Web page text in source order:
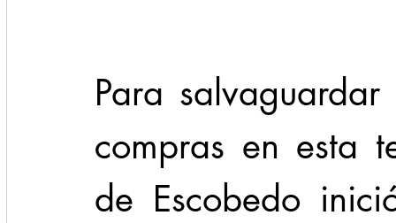
SeguridadPara
compras en esta
de Escobedo